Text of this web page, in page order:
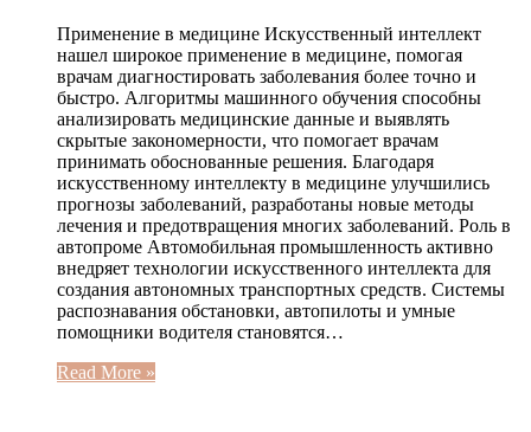
Применение в медицине Искусственный интеллект
нашел широкое применение в медицине, помогая
врачам диагностировать заболевания более точно и
быстро. Алгоритмы машинного обучения способны
анализировать медицинские данные и выявлять
скрытые закономерности, что помогает врачам
принимать обоснованные решения. Благодаря
искусственному интеллекту в медицине улучшились
прогнозы заболеваний, разработаны новые методы
лечения и предотвращения многих заболеваний. Роль в
автопроме Автомобильная промышленность активно
внедряет технологии искусственного интеллекта для
создания автономных транспортных средств. Системы
распознавания обстановки, автопилоты и умные
помощники водителя становятся…
Read More »